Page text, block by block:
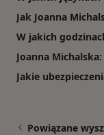
Jak Joanna
W jakich
Joanna
Jakie
Powiązane